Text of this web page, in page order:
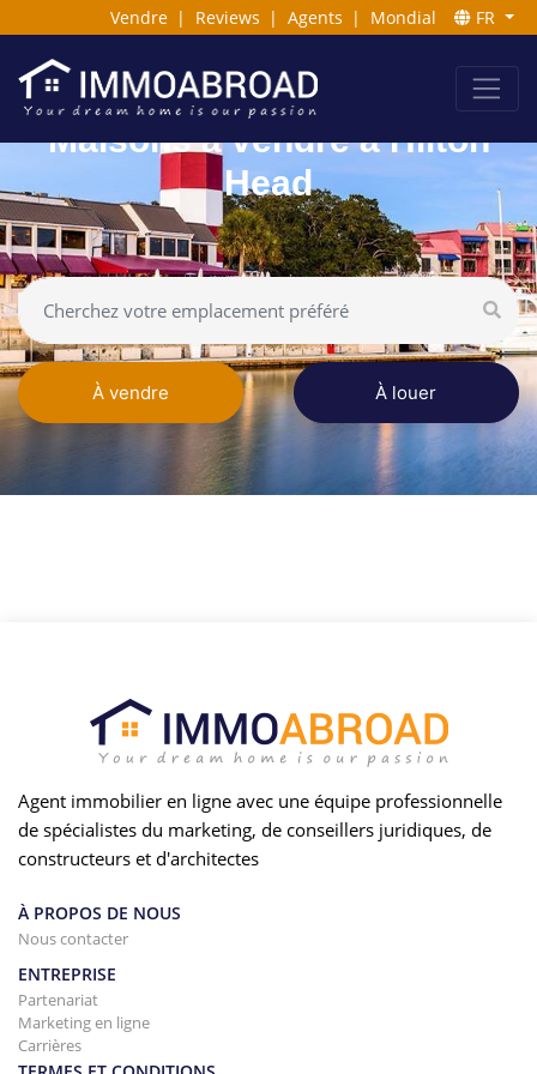
Vendre | Reviews | Agents | Mondial FR
Maisons à vendre à Hilton
Head
À vendre À louer
Agent immobilier en ligne avec une équipe professionnelle
de spécialistes du marketing, de conseillers juridiques, de
constructeurs et d'architectes
À PROPOS DE NOUS
Nous contacter
ENTREPRISE
Partenariat
Marketing en ligne
Carrières